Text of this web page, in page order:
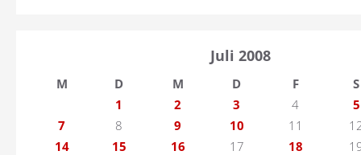
Juli 2008
M D M D F
S
1
2 3 4
5
7
8 9 10 11
14
15 16 17 18